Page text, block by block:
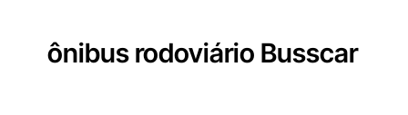
ônibus rodoviário Busscar